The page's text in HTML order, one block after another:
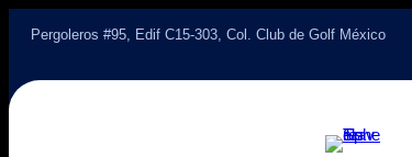
Pergoleros #95, Edif C15-303, Col. Club de Golf México